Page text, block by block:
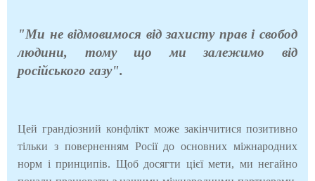
"Ми не відмовимося від захисту прав і свобод
людини, тому що ми залежимо від
російського газу".
Цей грандіозний конфлікт може закінчитися позитивно
тільки з поверненням Росії до основних міжнародних
норм і принципів. Щоб досягти цієї мети, ми негайно